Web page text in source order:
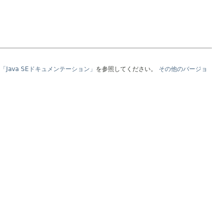
「Java SEドキュメンテーション」 を参照してください。
その他のバージョ